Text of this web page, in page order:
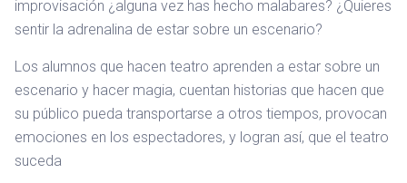
improvisación ¿alguna vez has hecho malabares? ¿Quieres
sentir la adrenalina de estar sobre un escenario?
​Los alumnos que hacen teatro aprenden a estar sobre un
escenario y hacer magia, cuentan historias que hacen que
su público pueda transportarse a otros tiempos, provocan
emociones en los espectadores, y logran así, que el teatro
suceda